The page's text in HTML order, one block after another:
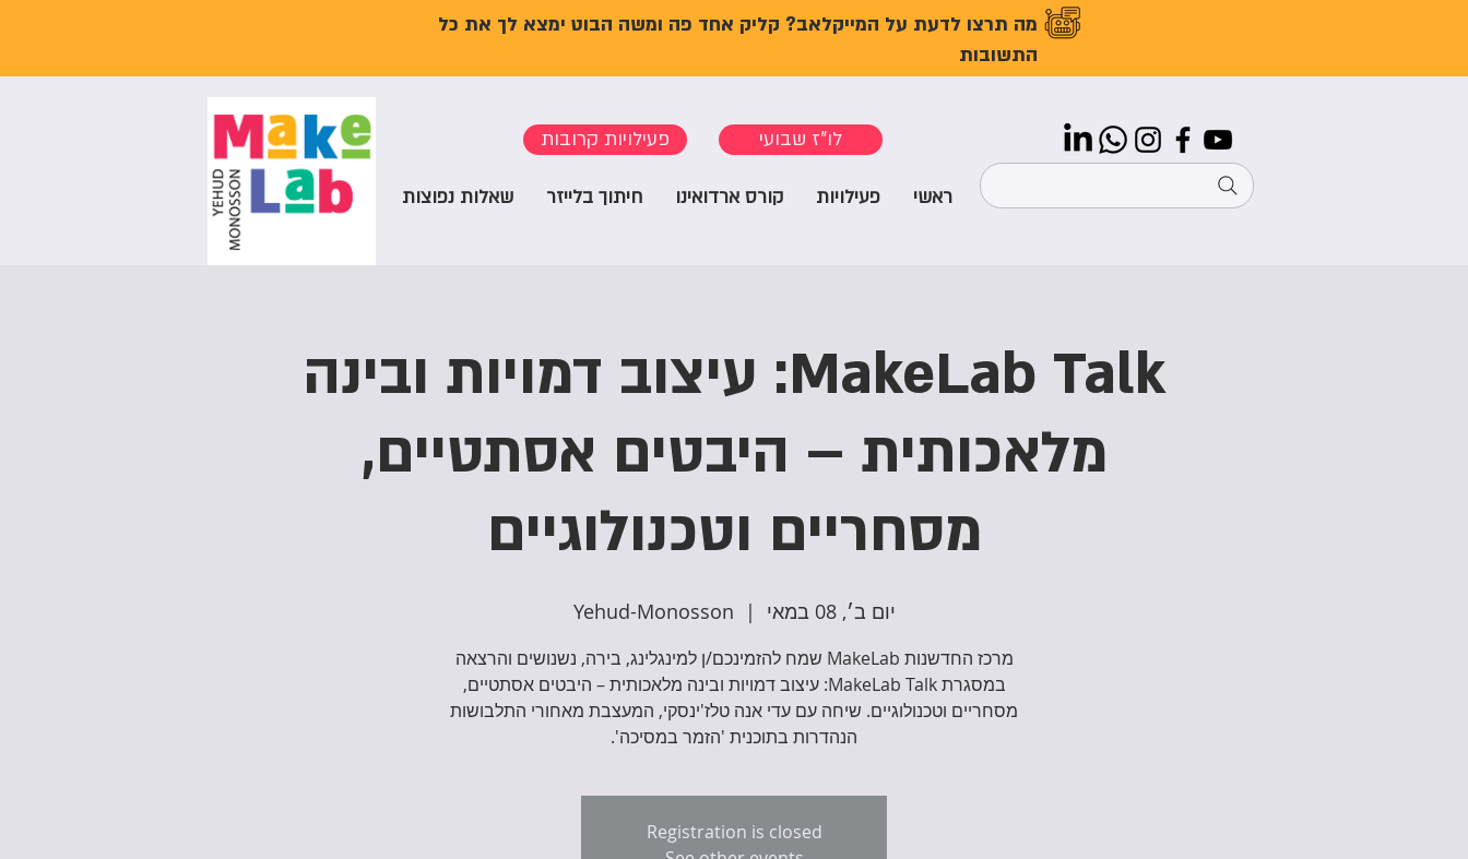
מה תרצו לדעת על המייקלאב? קליק אחד פה ומשה הבוט ימצא לך את כל
התשובות
פעילויות קרובות לו"ז שבועי
ראשי פעילויות קורס ארדואינו חיתוך בלייזר שאלות נפוצות
MakeLab Talk: עיצוב דמויות ובינה
מלאכותית – היבטים אסתטיים,
מסחריים וטכנולוגיים
יום ב׳, 08 במאי
  |
Yehud-Monosson
מרכז החדשנות MakeLab שמח להזמינכם/ן למינגלינג, בירה, נשנושים והרצאה
במסגרת MakeLab Talk: עיצוב דמויות ובינה מלאכותית – היבטים אסתטיים,
מסחריים וטכנולוגיים. שיחה עם עדי אנה טלז'ינסקי, המעצבת מאחורי התלבושות
הנהדרות בתוכנית 'הזמר במסיכה'.
Registration is closed